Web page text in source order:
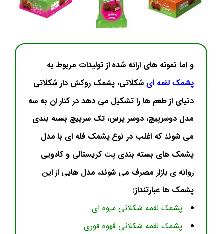
و اما نمونه های ارائه شده از تولیدات مربوط به
پشمک لقمه ای شکلاتی، پشمک روکش دار شکلاتی
دنیای از طعم ها را تشکیل می دهد در کنار ان به سه
مدل دوسرپیچ، دوسر پرس، تک سرپیچ بسته بندی
می شوند که اغلب در نوع پشمک فله ای با مدل
پشمک های بسته بندی پت کریستالی و کادویی
روانه ی بازار مصرف می شوند، مدل هایی از این
پشمک ها عبارتنداز:
پشمک لقمه شکلاتی میوه ای
پشمک لقمه شکلاتی قهوه فوری